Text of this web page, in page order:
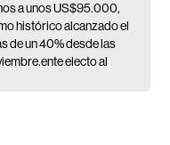
a unos US$95.000,
histórico alcanzado el
de un 40% desde las
electo al